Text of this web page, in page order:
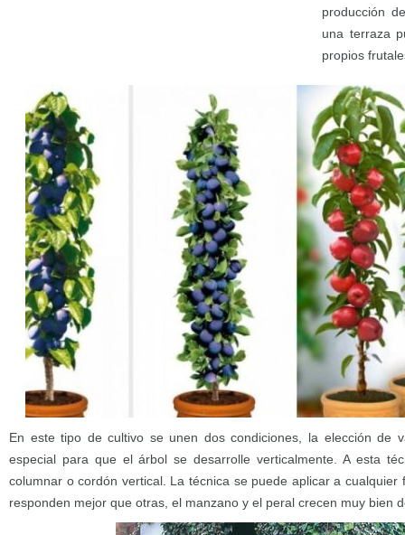
producción
una terraza
propios
En este tipo de cultivo se unen dos condiciones, la elección de
especial para que el árbol se desarrolle verticalmente. A esta
columnar o cordón vertical. La técnica se puede aplicar a cualquier
responden mejor que otras, el manzano y el peral crecen muy bien